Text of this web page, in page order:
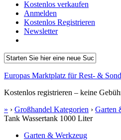
Kostenlos verkaufen
Anmelden
Kostenlos Registrieren
Newsletter
Europas Marktplatz für Rest- &
Kostenlos registrieren – keine
» › Großhandel Kategorien › Garten
Tank Wassertank 1000 Liter
Garten & Werkzeug